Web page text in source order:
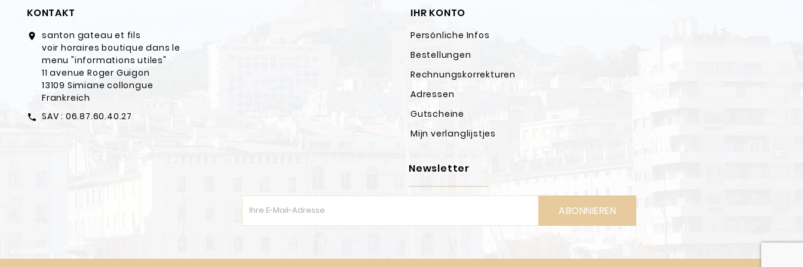
KONTAKT
location_on
santon gateau et fils
voir horaires boutique dans le
menu "informations utiles"
11 avenue Roger Guigon
13109 Simiane collongue
Frankreich
call SAV : 06.87.60.40.27
IHR KONTO
Persönliche Infos
Bestellungen
Rechnungskorrekturen
Adressen
Gutscheine
Mijn verlanglijstjes
Newsletter
ABONNIEREN